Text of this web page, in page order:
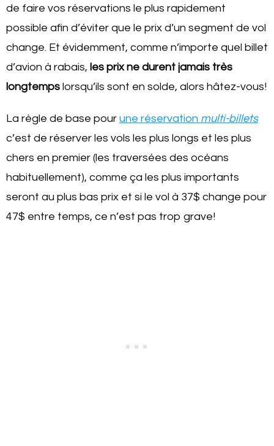
de faire vos réservations le plus rapidement
possible afin d’éviter que le prix d’un segment de vol
change. Et évidemment, comme n’importe quel billet
d’avion à rabais, les prix ne durent jamais très
longtemps lorsqu’ils sont en solde, alors hâtez-vous!
La règle de base pour une réservation multi-billets
c’est de réserver les vols les plus longs et les plus
chers en premier (les traversées des océans
habituellement), comme ça les plus importants
seront au plus bas prix et si le vol à 37$ change pour
47$ entre temps, ce n’est pas trop grave!